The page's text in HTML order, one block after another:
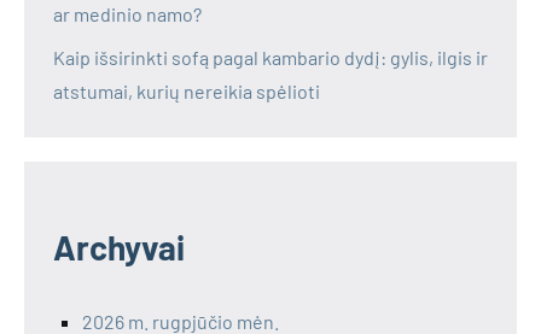
ar medinio namo?
Kaip išsirinkti sofą pagal kambario dydį: gylis, ilgis ir
atstumai, kurių nereikia spėlioti
Archyvai
2026 m. rugpjūčio mėn.